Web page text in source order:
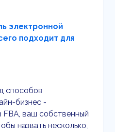
электронной
подходит для
способов
бизнес -
FBA, ваш собственный
назвать несколько,